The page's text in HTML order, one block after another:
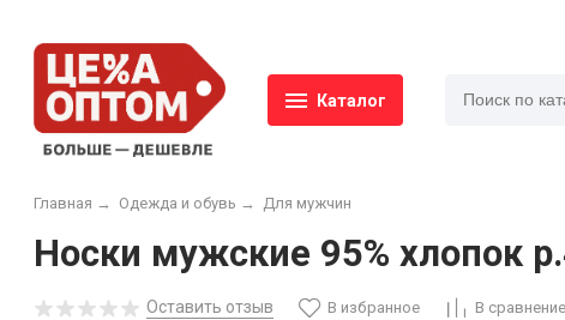
Каталог
Главная → Одежда и обувь → Для мужчин
Носки мужские 95% хлопок
Оставить отзыв В избранное В сравнение